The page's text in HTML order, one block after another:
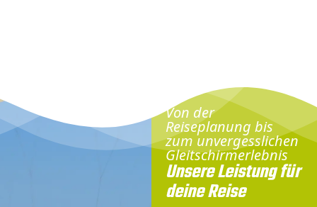
Von der
Reiseplanung bis
zum unvergesslichen
Gleitschirmerlebnis
Unsere Leistung für
deine Reise